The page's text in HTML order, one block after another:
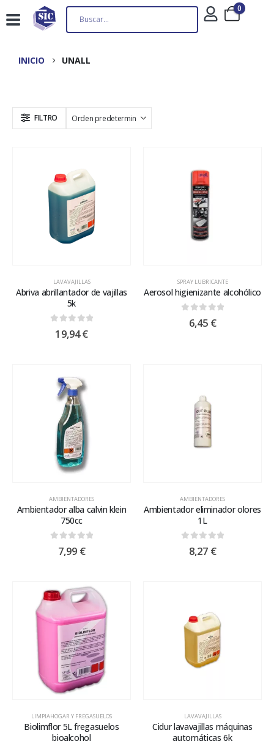
0
INICIO UNALL
FILTRO
LAVAVAJILLAS
Abriva abrillantador de vajillas
5k
out of 5
19,94€
SPRAY LUBRICANTE
Aerosol higienizante alcohólico
out of 5
6,45 €
AMBIENTADORES
Ambientador alba calvin klein
750cc
out of 5
7,99 €
AMBIENTADORES
Ambientador eliminador olores
1L
out of 5
8,27 €
LIMPIAHOGAR Y FREGASUELOS
Biolimflor 5L fregasuelos
bioalcohol
LAVAVAJILLAS
Cidur lavavajillas máquinas
automáticas 6k